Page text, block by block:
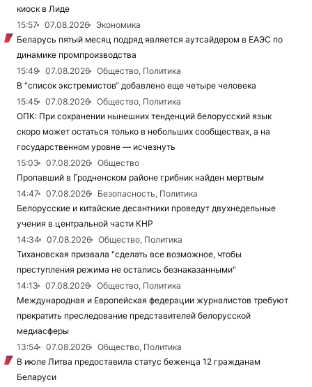
киоск в Лиде
15:57
07.08.2026
Экономика
Беларусь пятый месяц подряд является аутсайдером в ЕАЭС по
динамике промпроизводства
15:49
07.08.2026
Общество, Политика
В “список экстремистов“ добавлено еще четыре человека
15:45
07.08.2026
Общество, Политика
ОПК: При сохранении нынешних тенденций белорусский язык
скоро может остаться только в небольших сообществах, а на
государственном уровне — исчезнуть
15:03
07.08.2026
Общество
Пропавший в Гродненском районе грибник найден мертвым
14:47
07.08.2026
Безопасность, Политика
Белорусские и китайские десантники проведут двухнедельные
учения в центральной части КНР
14:34
07.08.2026
Общество, Политика
Тихановская призвала "сделать все возможное, чтобы
преступления режима не остались безнаказанными"
14:13
07.08.2026
Общество, Политика
Международная и Европейская федерации журналистов требуют
прекратить преследование представителей белорусской
медиасферы
13:54
07.08.2026
Общество, Политика
В июле Литва предоставила статус беженца 12 гражданам
Беларуси